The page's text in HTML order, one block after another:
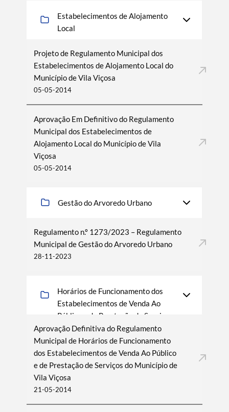
Estabelecimentos de Alojamento
Local
Projeto de Regulamento Municipal dos
Estabelecimentos de Alojamento Local do
Município de Vila Viçosa
05-05-2014
Aprovação Em Definitivo do Regulamento
Municipal dos Estabelecimentos de
Alojamento Local do Município de Vila
Viçosa
05-05-2014
Gestão do Arvoredo Urbano
Regulamento n.º 1273/2023 – Regulamento
Municipal de Gestão do Arvoredo Urbano
28-11-2023
Horários de Funcionamento dos
Estabelecimentos de Venda Ao
Público e de Prestação de Serviços
Aprovação Definitiva do Regulamento
Municipal de Horários de Funcionamento
dos Estabelecimentos de Venda Ao Público
e de Prestação de Serviços do Município de
Vila Viçosa
21-05-2014